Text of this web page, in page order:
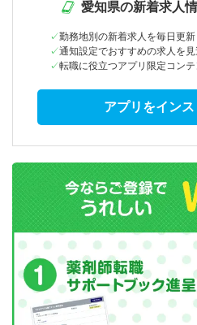
愛知県の新着求人
勤務地別の新着求人を毎日更新
通知設定でおすすめの求人を
転職に役立つアプリ限定コン
アプリをイン